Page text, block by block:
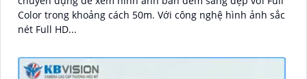
Color trong khoảng cách 50m. Với công nghệ hình ảnh sắc
nét Full HD...